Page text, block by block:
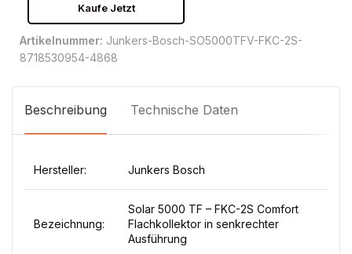
Kaufe Jetzt
Artikelnummer: Junkers-Bosch-SO5000TFV-FKC-2S-
8718530954-4868
Beschreibung Technische Daten
Hersteller: Junkers Bosch
Bezeichnung:
Solar 5000 TF – FKC-2S Comfort
Flachkollektor in senkrechter
Ausführung